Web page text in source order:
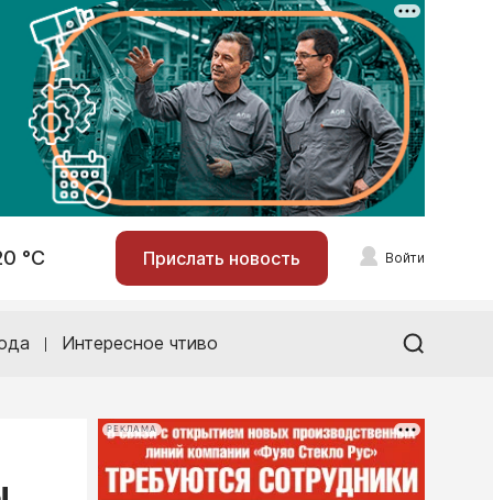
°С Прислать новость Войти
Интересное чтиво
РЕКЛАМА